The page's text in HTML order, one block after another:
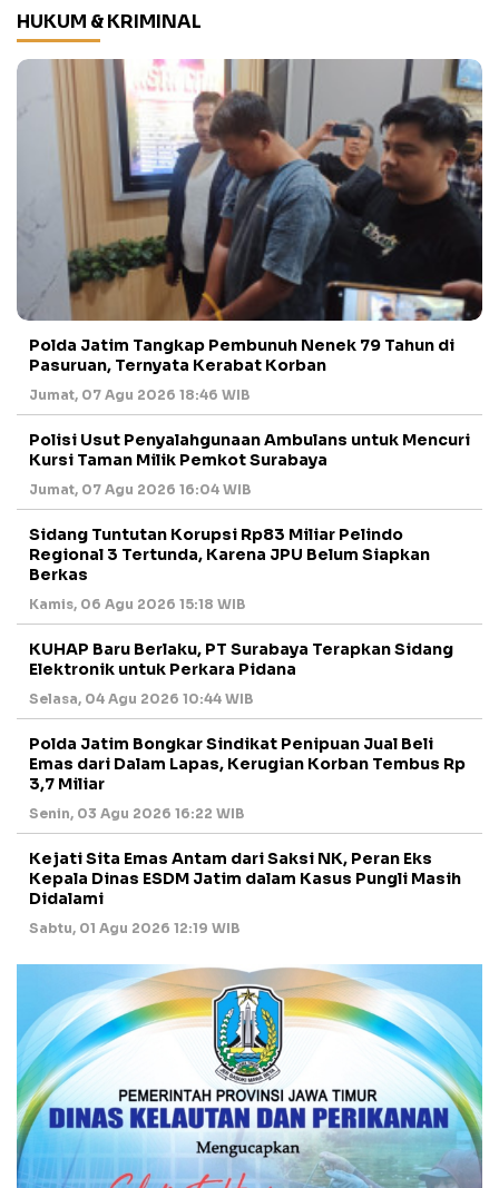
HUKUM & KRIMINAL
Polda Jatim Tangkap Pembunuh Nenek 79 Tahun di
Pasuruan, Ternyata Kerabat Korban
Jumat, 07 Agu 2026 18:46 WIB
Polisi Usut Penyalahgunaan Ambulans untuk Mencuri
Kursi Taman Milik Pemkot Surabaya
Jumat, 07 Agu 2026 16:04 WIB
Sidang Tuntutan Korupsi Rp83 Miliar Pelindo
Regional 3 Tertunda, Karena JPU Belum Siapkan
Berkas
Kamis, 06 Agu 2026 15:18 WIB
KUHAP Baru Berlaku, PT Surabaya Terapkan Sidang
Elektronik untuk Perkara Pidana
Selasa, 04 Agu 2026 10:44 WIB
Polda Jatim Bongkar Sindikat Penipuan Jual Beli
Emas dari Dalam Lapas, Kerugian Korban Tembus Rp
3,7 Miliar
Senin, 03 Agu 2026 16:22 WIB
Kejati Sita Emas Antam dari Saksi NK, Peran Eks
Kepala Dinas ESDM Jatim dalam Kasus Pungli Masih
Didalami
Sabtu, 01 Agu 2026 12:19 WIB